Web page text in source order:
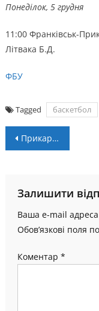
Понеділок, 5 грудня
11:00 Франківськ-
Літвака Б.Д.
ФБУ
Tagged баскетбол
Навігація
Прикарпатські боксери вибороли шість нагород міжнародного турніру “Кубок Карпат”
Залишити
Ваша e-mail
Обов’язкові поля
Коментар *